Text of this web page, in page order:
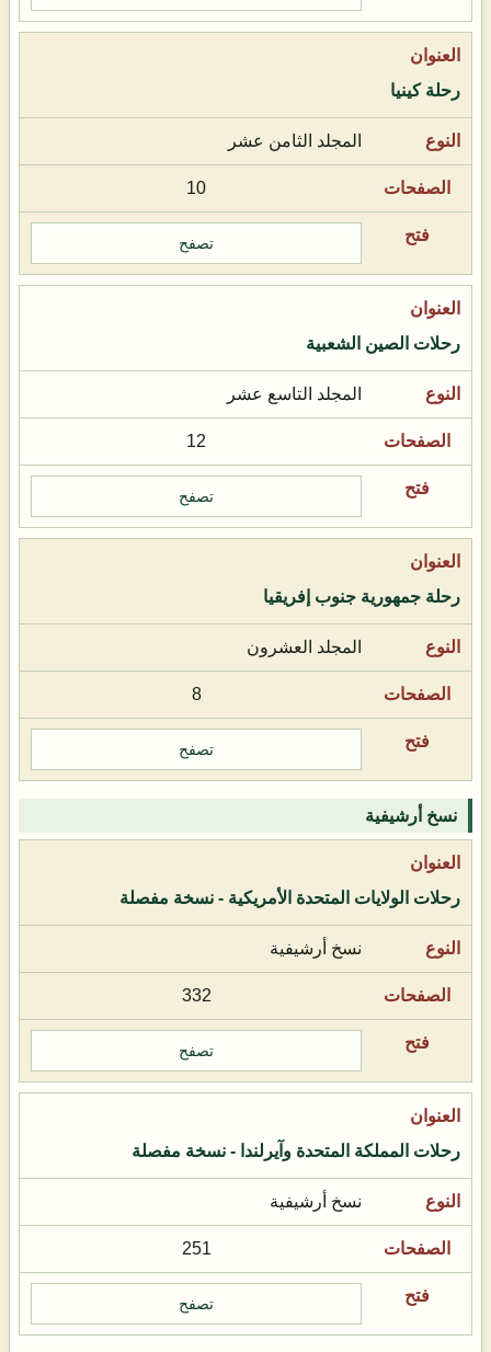
رحلة كينيا
المجلد الثامن عشر
10
تصفح
رحلات الصين الشعبية
المجلد التاسع عشر
12
تصفح
رحلة جمهورية جنوب إفريقيا
المجلد العشرون
8
تصفح
نسخ أرشيفية
رحلات الولايات المتحدة الأمريكية - نسخة مفصلة
نسخ أرشيفية
332
تصفح
رحلات المملكة المتحدة وآيرلندا - نسخة مفصلة
نسخ أرشيفية
251
تصفح